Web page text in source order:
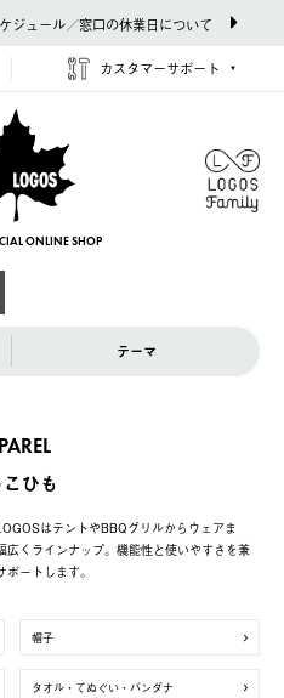
ジュール／窓口の休業日について
カスタマーサポート
ONLINE SHOP
テーマ
ひも
はテントやBBQグリルからウェアま
くラインナップ。機能性と使いやすさを兼
ートします。
帽子
タオル・てぬぐい・バンダナ